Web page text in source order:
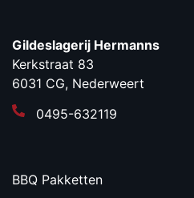
Gildeslagerij Hermanns
Kerkstraat 83
6031 CG, Nederweert
0495-632119
BBQ Pakketten